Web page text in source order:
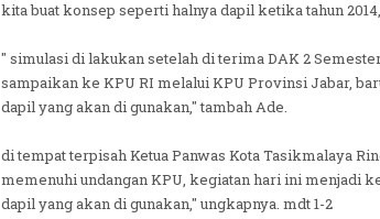
kita buat konsep seperti halnya dapil ketika tahun
" simulasi di lakukan setelah di terima DAK 2
sampaikan ke KPU RI melalui KPU Provinsi Jabar,
dapil yang akan di gunakan," tambah Ade.
di tempat terpisah Ketua Panwas Kota Tasikmalaya
memenuhi undangan KPU, kegiatan hari ini menjadi
dapil yang akan di gunakan," ungkapnya. mdt 1-2